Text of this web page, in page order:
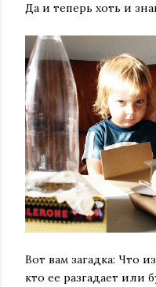
Да и теперь хоть и
Вот вам загадка: Что
кто ее разгадает или